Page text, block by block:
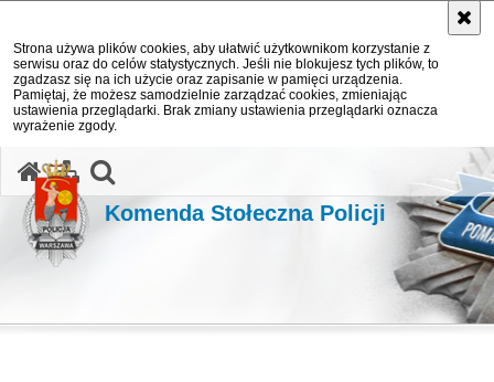
Strona używa plików cookies, aby ułatwić użytkownikom korzystanie z
serwisu oraz do celów statystycznych. Jeśli nie blokujesz tych plików, to
zgadzasz się na ich użycie oraz zapisanie w pamięci urządzenia.
Pamiętaj, że możesz samodzielnie zarządzać cookies, zmieniając
ustawienia przeglądarki. Brak zmiany ustawienia przeglądarki oznacza
wyrażenie zgody.
Komenda Stołeczna Policji